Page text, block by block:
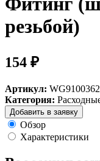
резьбой)
154 ₽
Артикул:
Категория:
Добавить в заявку
Обзор
Характеристики